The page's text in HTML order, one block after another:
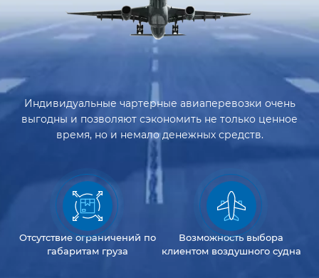
Индивидуальные чартерные авиаперевозки очень
выгодны и позволяют сэкономить не только ценное
время, но и немало денежных средств.
Отсутствиеограничений по
габаритам груза
Возможность выбора
клиентом воздушного судна